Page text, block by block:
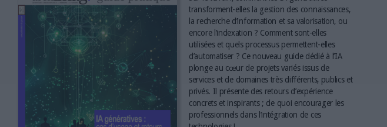
transforment-elles la gestion des connaissances,
la recherche d’information et sa valorisation, ou
encore l’indexation ? Comment sont-elles
utilisées et quels processus permettent-elles
d’automatiser ? Ce nouveau guide dédié à l’IA
plonge au cœur de projets variés issus de
services et de domaines très différents, publics et
privés. Il présente des retours d’expérience
concrets et inspirants ; de quoi encourager les
professionnels dans l’intégration de ces